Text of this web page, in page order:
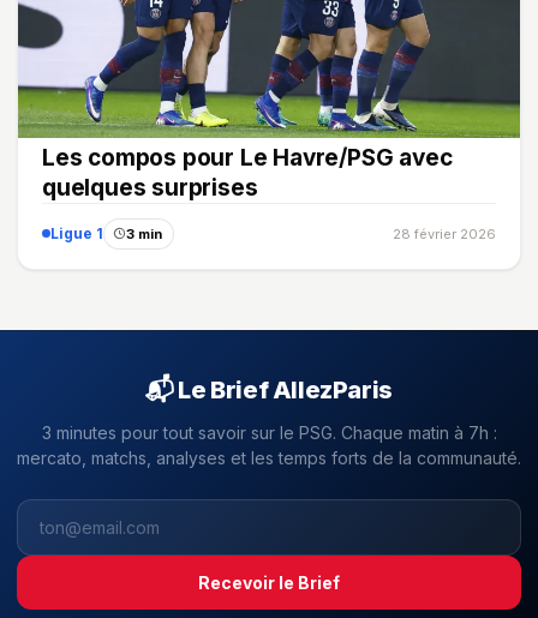
Les compos pour Le Havre/PSG avec
quelques surprises
Ligue 1 3 min 28 février 2026
📬 Le Brief AllezParis
3 minutes pour tout savoir sur le PSG. Chaque matin à 7h :
mercato, matchs, analyses et les temps forts de la communauté.
Recevoir le Brief